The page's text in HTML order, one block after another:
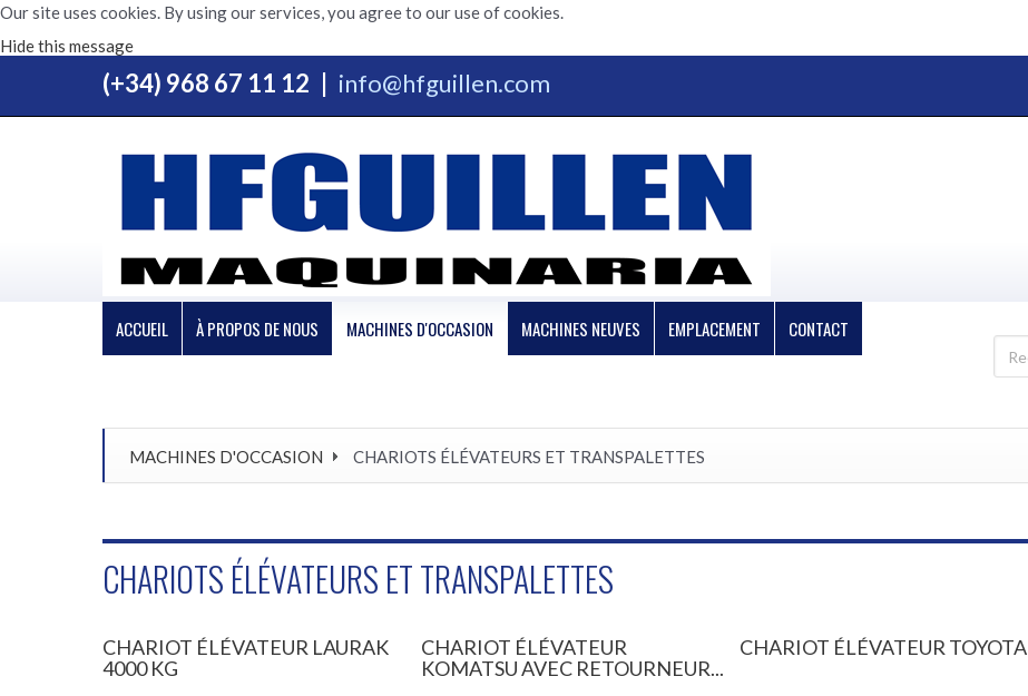
Our site uses cookies. By using our services, you agree to our use of cookies.
Hide this message
(+34) 968 67 11 12 info@hfguillen.com
ACCUEIL À PROPOS DE NOUS MACHINES D'OCCASION MACHINES NEUVES EMPLACEMENT CONTACT
MACHINES D'OCCASION CHARIOTS ÉLÉVATEURS ET TRANSPALETTES
CHARIOTS ÉLÉVATEURS ET TRANSPALETTES
CHARIOT ÉLÉVATEUR LAURAK
4000 KG
CHARIOT ÉLÉVATEUR
KOMATSU AVEC RETOURNEUR...
CHARIOT ÉLÉVATEUR TOYOTA